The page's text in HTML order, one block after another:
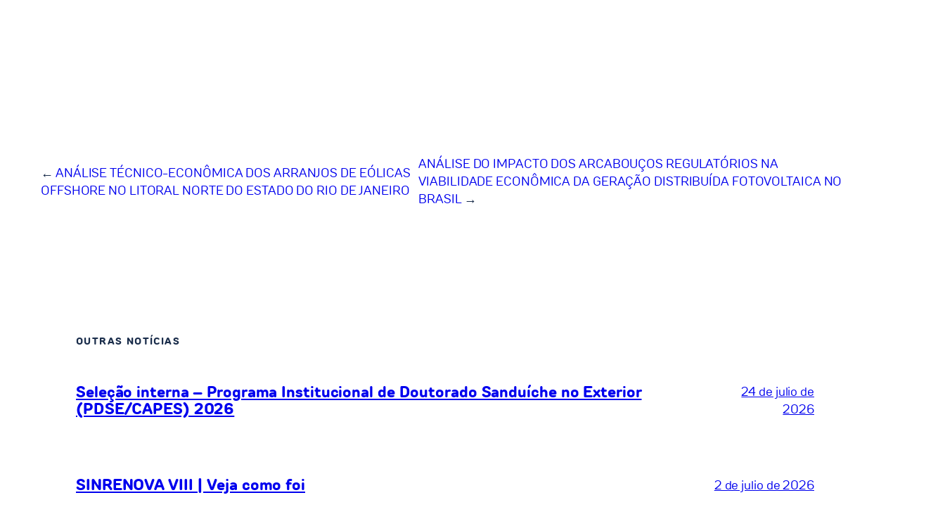
← ANÁLISE TÉCNICO-ECONÔMICA DOS ARRANJOS DE EÓLICAS
OFFSHORE NO LITORAL NORTE DO ESTADO DO RIO DE JANEIRO
ANÁLISE DO IMPACTO DOS ARCABOUÇOS REGULATÓRIOS NA
VIABILIDADE ECONÔMICA DA GERAÇÃO DISTRIBUÍDA FOTOVOLTAICA NO
BRASIL →
OUTRAS NOTÍCIAS
Seleção interna – Programa Institucional de Doutorado Sanduíche no Exterior
(PDSE/CAPES) 2026
24 de julio de
2026
SINRENOVA VIII | Veja como foi 2 de julio de 2026